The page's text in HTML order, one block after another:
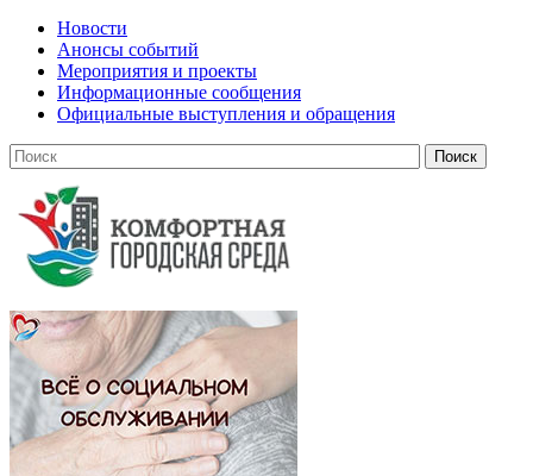
Новости
Анонсы событий
Мероприятия и проекты
Информационные сообщения
Официальные выступления и обращения